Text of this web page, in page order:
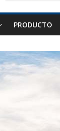
PRODUCTO